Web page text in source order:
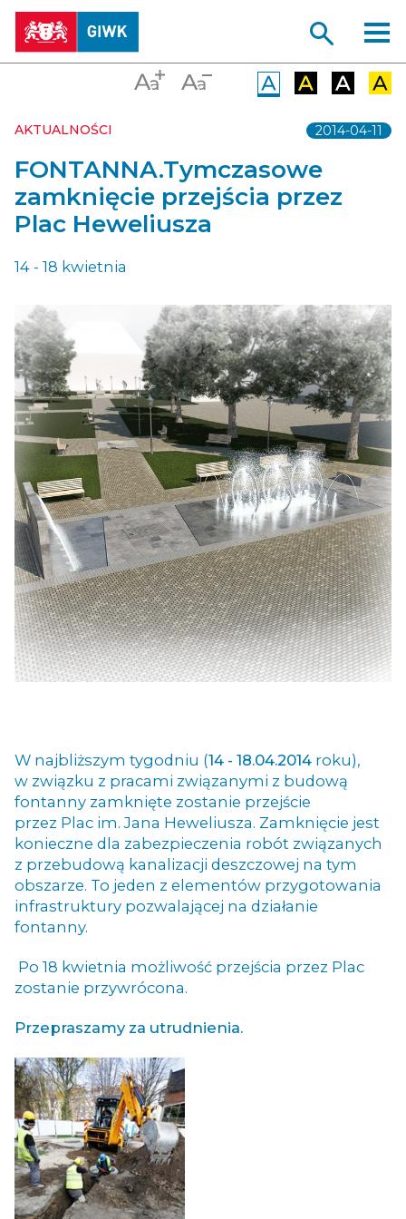
2014-04-11
AKTUALNOŚCI
FONTANNA.Tymczasowe
zamknięcie przejścia przez
Plac Heweliusza
14 - 18 kwietnia
W najbliższym tygodniu (14 - 18.04.2014 roku),
w związku z pracami związanymi z budową
fontanny zamknięte zostanie przejście
przez Plac im. Jana Heweliusza. Zamknięcie jest
konieczne dla zabezpieczenia robót związanych
z przebudową kanalizacji deszczowej na tym
obszarze. To jeden z elementów przygotowania
infrastruktury pozwalającej na działanie
fontanny.
Po 18 kwietnia możliwość przejścia przez Plac
zostanie przywrócona.
Przepraszamy za utrudnienia.